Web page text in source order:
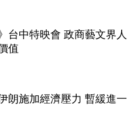
台中特映會 政商藝文界人
值
朗施加經濟壓力 暫緩進一